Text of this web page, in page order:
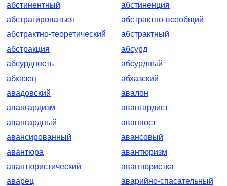
абстинентный
абстиненция
абстрагироваться
абстрактно-всеобщий
абстрактно-теоретический
абстрактный
абстракция
абсурд
абсурдность
абсурдный
абхазец
абхазский
авадовский
авалон
авангардизм
авангардист
авангардный
аванпост
авансированный
авансовый
авантюра
авантюризм
авантюристический
авантюристка
аварец
аварийно-спасательный